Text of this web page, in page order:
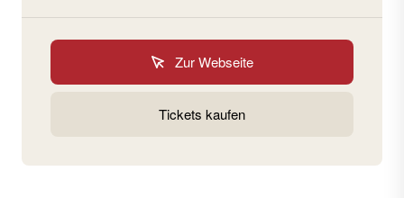
Zur Webseite
Tickets kaufen